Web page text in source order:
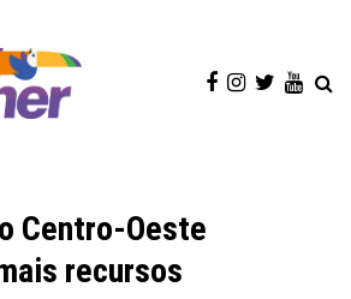
Centro-Oeste
recursos